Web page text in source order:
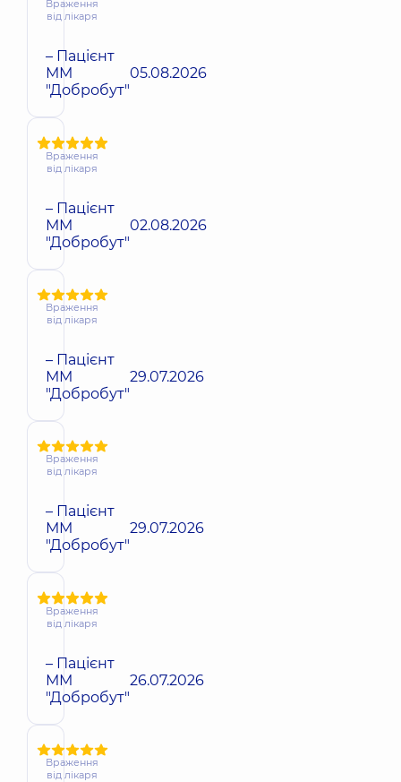
Враження
від лікаря
– Пацієнт
ММ
"Добробут"
05.08.2026
Враження
від лікаря
– Пацієнт
ММ
"Добробут"
02.08.2026
Враження
від лікаря
– Пацієнт
ММ
"Добробут"
29.07.2026
Враження
від лікаря
– Пацієнт
ММ
"Добробут"
29.07.2026
Враження
від лікаря
– Пацієнт
ММ
"Добробут"
26.07.2026
Враження
від лікаря